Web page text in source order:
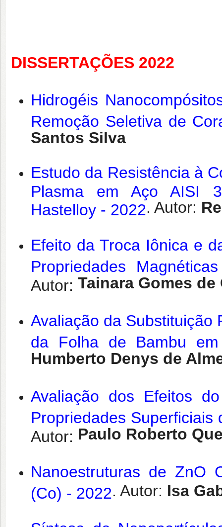
DISSERTAÇÕES 2022
Hidrogéis
Remoção Seletiva de
Santos Silva
Estudo da Resistência à
Plasma em Aço AISI
Hastelloy - 2022. Autor:
Efeito da Troca Iônica e
Propriedades
Autor: Tainara Gomes de
Avaliação da Substituição
da Folha de Bambu
Humberto Denys de
Avaliação dos Efeitos
Propriedades Superficiais
Autor: Paulo Roberto
Nanoestruturas de ZnO
(Co) - 2022. Autor: Isa